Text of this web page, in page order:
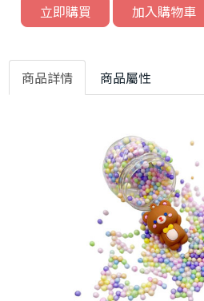
立即購買
加入購物車
商品詳情 商品屬性